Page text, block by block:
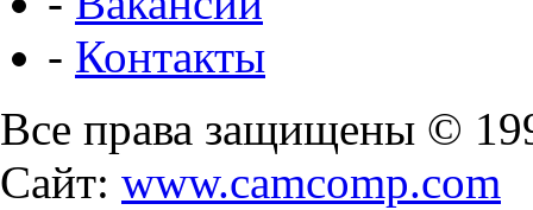
- Контакты
Все права защищены ©
Сайт: www.camcomp.com